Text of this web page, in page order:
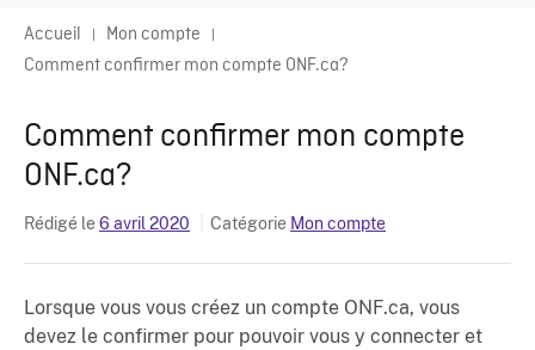
Accueil
Mon compte
Comment confirmer mon compte ONF.ca?
Comment confirmer mon compte
ONF.ca?
Rédigé le6 avril 2020 Catégorie Mon compte
Lorsque vous vous créez un compte ONF.ca, vous
devez le confirmer pour pouvoir vous y connecter et